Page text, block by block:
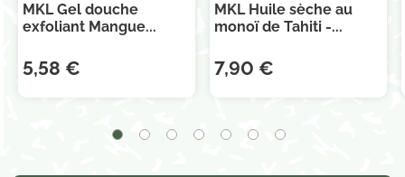
MKL Gel douche
exfoliant Mangue...
5,58 €
MKL Huile sèche au
monoï de Tahiti -...
7,90 €